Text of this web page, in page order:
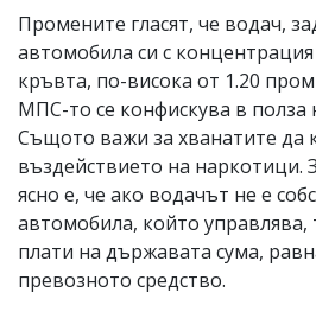
Промените гласят, че водач,
автомобила си с
кръвта, по-висока от 1.20
МПС-то се конфискува в полза
Същото важи за хванатите да
въздействието на наркотици.
ясно е, че ако водачът не е
автомобила, който
плати на държавата сума,
превозното средство.